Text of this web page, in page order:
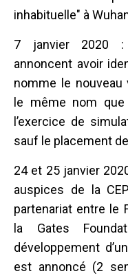
inhabituelle" à
7 janvier 2020 :
annoncent avoir
nomme le nouveau
le même nom
l’exercice de
sauf le placement
24 et 25 janvier
auspices de la
partenariat entre le
la Gates
développement
est annoncé (2